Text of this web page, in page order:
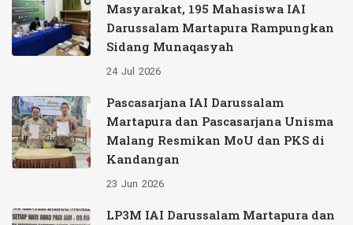
Masyarakat, 195 Mahasiswa IAI
Darussalam Martapura Rampungkan
Sidang Munaqasyah
24 Jul 2026
Pascasarjana IAI Darussalam
Martapura dan Pascasarjana Unisma
Malang Resmikan MoU dan PKS di
Kandangan
23 Jun 2026
LP3M IAI Darussalam Martapura dan